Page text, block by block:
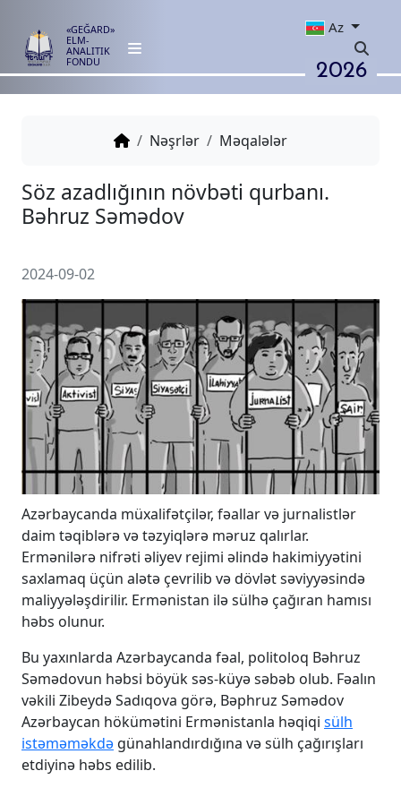
«GEĞARD»
ELM-
ANALITIK
FONDU
Az
2026
Nəşrlər Məqalələr
Bəhruz Səmədov
2024-09-02
Azərbaycanda müxalifətçilər, fəallar və jurnalistlər
daim təqiblərə və təzyiqlərə məruz qalırlar.
Ermənilərə nifrəti əliyev rejimi əlində hakimiyyətini
saxlamaq üçün alətə çevrilib və dövlət səviyyəsində
maliyyələşdirilir. Ermənistan ilə sülhə çağıran hamısı
həbs olunur.
Bu yaxınlarda Azərbaycanda fəal, politoloq Bəhruz
Səmədovun həbsi böyük səs-küyə səbəb olub. Fəalın
vəkili Zibeydə Sadıqova görə, Bəphruz Səmədov
Azərbaycan hökümətini Ermənistanla həqiqi sülh
istəməməkdə günahlandırdığına və sülh çağırışları
etdiyinə həbs edilib.